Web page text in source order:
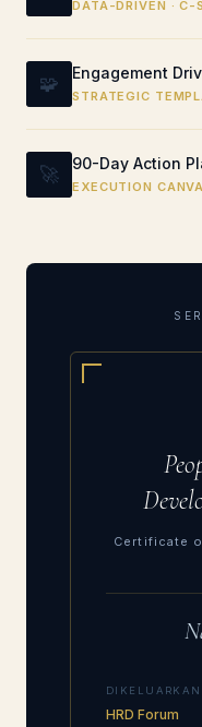
DATA-DRIVEN · C-
🧩 Engagement
STRATEGIC
🚀 90-Day Action
EXECUTION
Certificate
DIKELUARKAN
HRD Forum